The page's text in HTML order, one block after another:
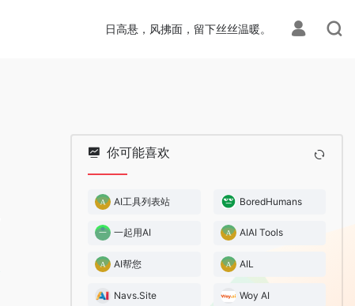
日高悬，风拂面，留下丝丝温暖。
你可能喜欢
AI工具列表站 BoredHumans
一起用AI AIAI Tools
AI帮您 AIL
Navs.Site Woy AI